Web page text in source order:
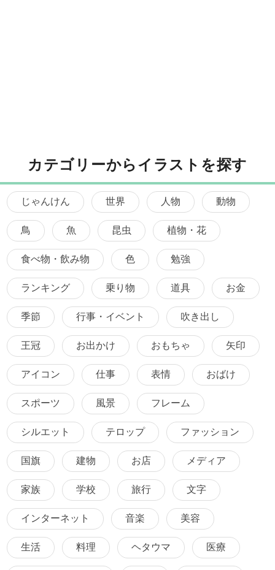
カテゴリーからイラストを探す
じゃんけん 世界 人物 動物
鳥 魚 昆虫 植物・花
食べ物・飲み物 色 勉強
ランキング 乗り物 道具 お金
季節 行事・イベント 吹き出し
王冠 お出かけ おもちゃ 矢印
アイコン 仕事 表情 おばけ
スポーツ 風景 フレーム
シルエット テロップ ファッション
国旗 建物 お店 メディア
家族 学校 旅行 文字
インターネット 音楽 美容
生活 料理 ヘタウマ 医療